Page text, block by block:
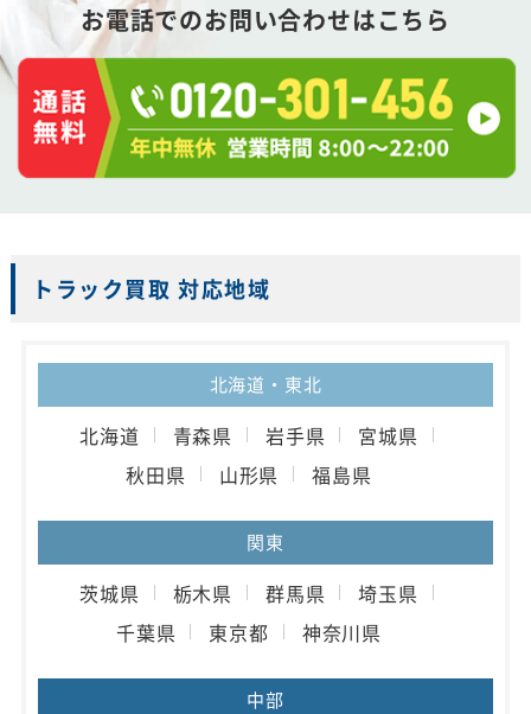
お電話でのお問い合わせはこちら
トラック買取 対応地域
北海道・東北
北海道 青森県 岩手県
宮城県
秋田県
山形県 福島県
関東
茨城県 栃木県 群馬県
埼玉県
千葉県
東京都 神奈川県
中部